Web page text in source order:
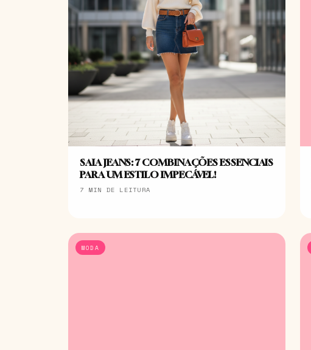
SAIA JEANS: 7 COMBINAÇÕES ESSENCIAIS
PARA UM ESTILO IMPECÁVEL!
7 MIN DE LEITURA
MODA